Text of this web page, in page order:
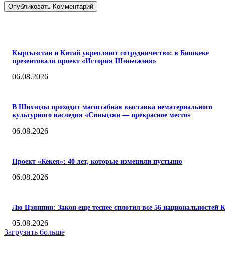
Кыргызстан и Китай укрепляют сотрудничество: в Бишкеке
презентовали проект «История Шэньчжэня»
06.08.2026
В Шихэцзы проходит масштабная выставка нематериального
культурного наследия «Синьцзян — прекрасное место»
06.08.2026
Проект «Кекея»: 40 лет, которые изменили пустыню
06.08.2026
Лю Цзянпин: Закон еще теснее сплотил все 56 национальностей
05.08.2026
Загрузить больше